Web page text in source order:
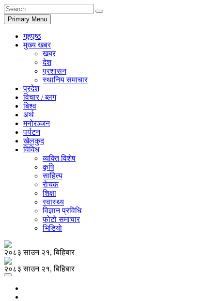
Primary Menu
गृहपृष्ठ
मुख्य खबर
खबर
देश
प्रशासन
स्थानिय समाचार
प्रदेश
विचार / ब्लग
बिश्व
अर्थ
मनोरञ्जन
पर्यटन
खेलकुद
विविध
व्यक्ति विशेष
कृषि
साहित्य
राेचक
शिक्षा
स्वास्थ्य
विज्ञान प्रविधि
फोटो समाचार
भिडियाे
२०८३ साउन २१, बिहिबार
२०८३ साउन २१, बिहिबार